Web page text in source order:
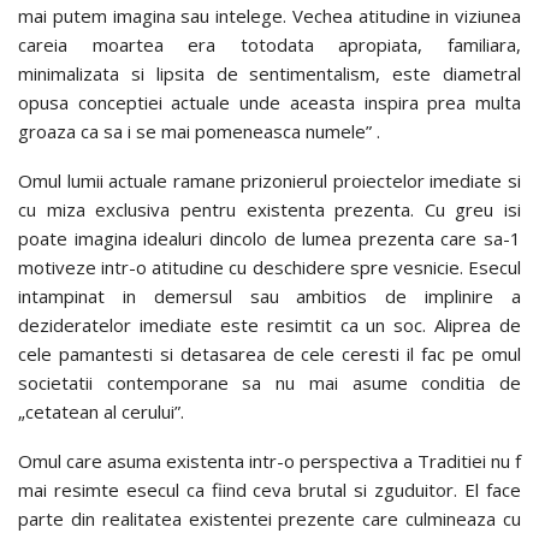
mai putem imagina sau intelege. Vechea atitudine in viziunea
careia moartea era totodata apropiata, familiara,
minimalizata si lipsita de sentimentalism, este diametral
opusa conceptiei actuale unde aceasta inspira prea multa
groaza ca sa i se mai pomeneasca numele” .
Omul lumii actuale ramane prizonierul proiectelor imediate si
cu miza exclusiva pentru existenta prezenta. Cu greu isi
poate imagina idealuri dincolo de lumea prezenta care sa-1
motiveze intr-o atitudine cu deschidere spre vesnicie. Esecul
intampinat in demersul sau ambitios de implinire a
dezideratelor imediate este resimtit ca un soc. Aliprea de
cele pamantesti si detasarea de cele ceresti il fac pe omul
societatii contemporane sa nu mai asume conditia de
„cetatean al cerului”.
Omul care asuma existenta intr-o perspectiva a Traditiei nu f
mai resimte esecul ca fiind ceva brutal si zguduitor. El face
parte din realitatea existentei prezente care culmineaza cu